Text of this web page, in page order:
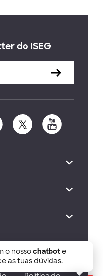
do ISEG
of Economics
o nossochatbote
as tuas dúvidas.